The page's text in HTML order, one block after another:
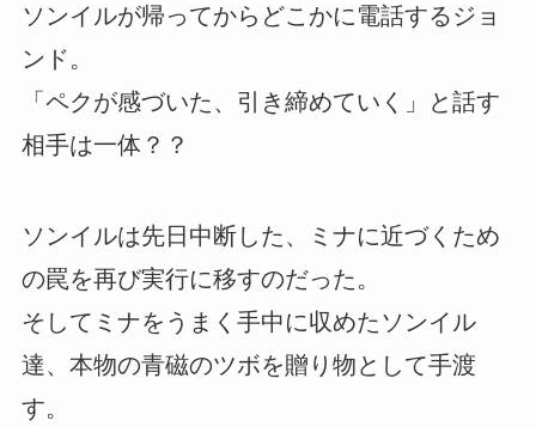
ソンイルが帰ってからどこかに電話するジョ
ンド。
「ペクが感づいた、引き締めていく」と話す
相手は一体？？
ソンイルは先日中断した、ミナに近づくため
の罠を再び実行に移すのだった。
そしてミナをうまく手中に収めたソンイル
達、本物の青磁のツボを贈り物として手渡
す。